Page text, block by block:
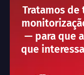
Tratamos
— para que
que